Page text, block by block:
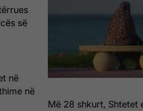
së
në
në
Më 28 shkurt, Shtetet